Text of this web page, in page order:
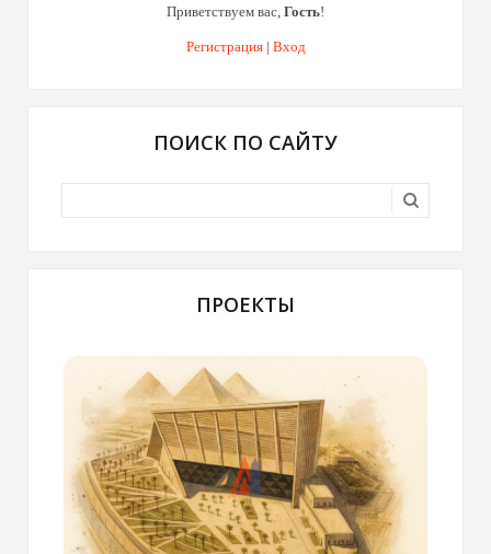
Приветствуем вас Гость!
Регистрация| Вход
ПОИСК ПО САЙТУ
ПРОЕКТЫ